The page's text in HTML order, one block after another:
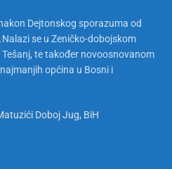
Dejtonskog sporazuma od
se u Zeničko-dobojskom
te također novoosnovanom
općina u Bosni i
Doboj Jug, BiH